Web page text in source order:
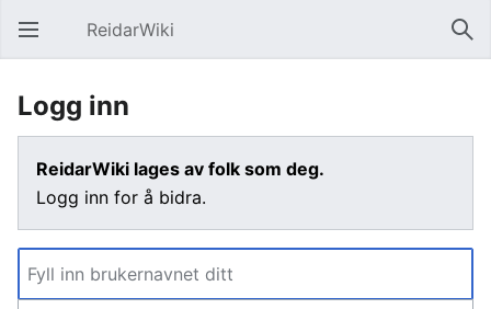
Åpne hovedmenyen ReidarWiki Søk
Logg inn
ReidarWiki lages av folk som deg.
Logg inn for å bidra.